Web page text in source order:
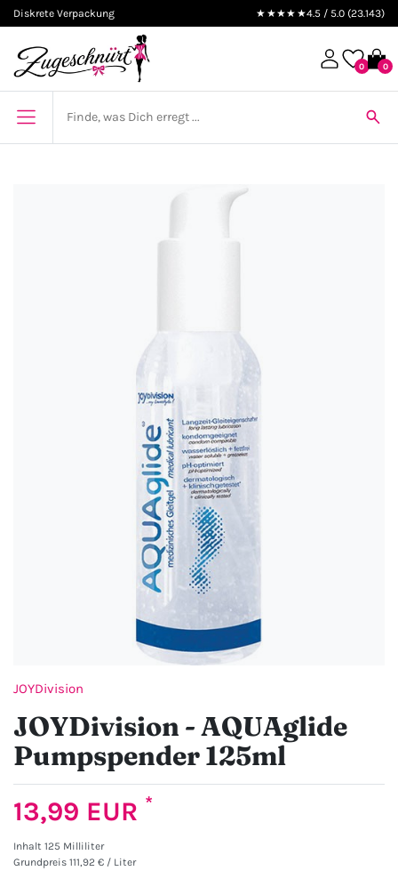
Diskrete Verpackung ★★★★★4.5 / 5.0 (23.143)
0 0
JOYDivision
JOYDivision - AQUAglide
Pumpspender 125ml
13,99 EUR *
Inhalt 125 Milliliter
Grundpreis 111,92 € / Liter